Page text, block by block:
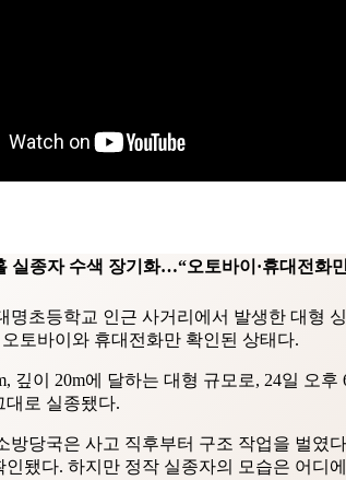
실종자 수색 장기화…“오토바이·휴대전화
명초등학교 인근 사거리에서 발생한 대형
토바이와 휴대전화만 확인된 상태다.
깊이 20m에 달하는 대형 규모로, 24일 오
대로 실종됐다.
방당국은 사고 직후부터 구조 작업을 벌였
인됐다. 하지만 정작 실종자의 모습은 어디